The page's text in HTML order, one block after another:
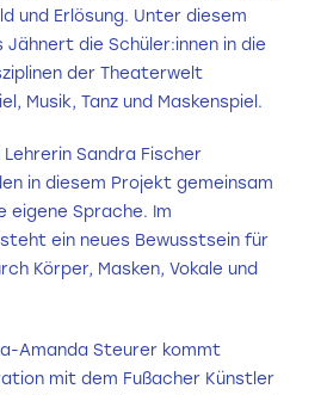
und Erlösung. Unter diesem
die Schüler:innen in die
der Theaterwelt
Musik, Tanz und Maskenspiel.
Lehrerin Sandra Fischer
in diesem Projekt gemeinsam
eigene Sprache. Im
ein neues Bewusstsein für
Körper, Masken, Vokale und
Amanda Steurer kommt
mit dem Fußacher Künstler